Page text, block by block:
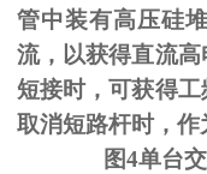
管中装有高压硅
流，以获得直流
短接时，可获得工
取消短路杆时，作
图4单台